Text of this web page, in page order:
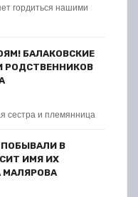
гордиться нашими
БАЛАКОВСКИЕ
РОДСТВЕННИКОВ
сестра и племянница
В
ИМЯ ИХ
МАЛЯРОВА